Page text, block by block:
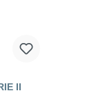
II